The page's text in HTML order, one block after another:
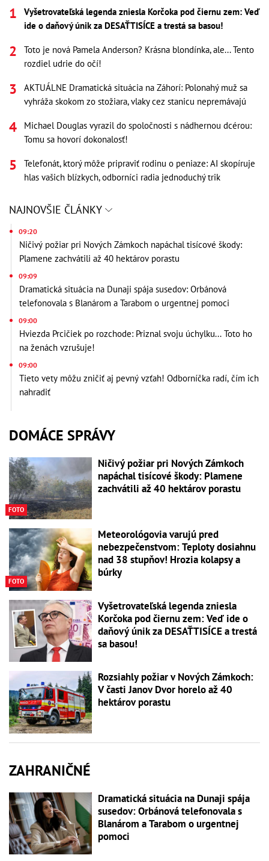
Vyšetrovateľská legenda zniesla Korčoka pod čiernu zem: Veď
ide o daňový únik za DESAŤTISÍCE a trestá sa basou!
Toto je nová Pamela Anderson? Krásna blondínka, ale... Tento
rozdiel udrie do očí!
AKTUÁLNE Dramatická situácia na Záhorí: Polonahý muž sa
vyhráža skokom zo stožiara, vlaky cez stanicu nepremávajú
Michael Douglas vyrazil do spoločnosti s nádhernou dcérou:
Tomu sa hovorí dokonalosť!
Telefonát, ktorý môže pripraviť rodinu o peniaze: AI skopíruje
hlas vašich blízkych, odborníci radia jednoduchý trik
NAJNOVŠIE ČLÁNKY
09:20
Ničivý požiar pri Nových Zámkoch napáchal tisícové škody:
Plamene zachvátili až 40 hektárov porastu
09:09
Dramatická situácia na Dunaji spája susedov: Orbánová
telefonovala s Blanárom a Tarabom o urgentnej pomoci
09:00
Hviezda Prcičiek po rozchode: Priznal svoju úchylku... Toto ho
na ženách vzrušuje!
09:00
Tieto vety môžu zničiť aj pevný vzťah! Odborníčka radí, čím ich
nahradiť
DOMÁCE SPRÁVY
FOTO
Ničivý požiar pri Nových Zámkoch
napáchal tisícové škody: Plamene
zachvátili až 40 hektárov porastu
FOTO
Meteorológovia varujú pred
nebezpečenstvom: Teploty dosiahnu
nad 38 stupňov! Hrozia kolapsy a
búrky
Vyšetrovateľská legenda zniesla
Korčoka pod čiernu zem: Veď ide o
daňový únik za DESAŤTISÍCE a trestá
sa basou!
Rozsiahly požiar v Nových Zámkoch:
V časti Janov Dvor horelo až 40
hektárov porastu
ZAHRANIČNÉ
Dramatická situácia na Dunaji spája
susedov: Orbánová telefonovala s
Blanárom a Tarabom o urgentnej
pomoci